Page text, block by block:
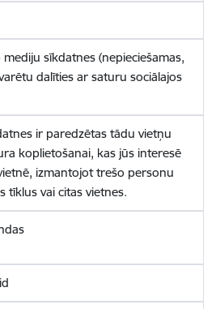
mediju sīkdatnes (nepieciešamas,
dalīties ar saturu sociālajos
ir paredzētas tādu vietņu
koplietošanai, kas jūs interesē
izmantojot trešo personu
tīklus vai citas vietnes.